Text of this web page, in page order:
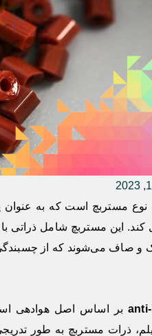
مستربچ است که به عنوان
کند. این مستربچ شامل ذراتی
صاف می‌شوند که از چسبندگی
بر اساس اصل هوادهی
ذرات مستربچ به طور